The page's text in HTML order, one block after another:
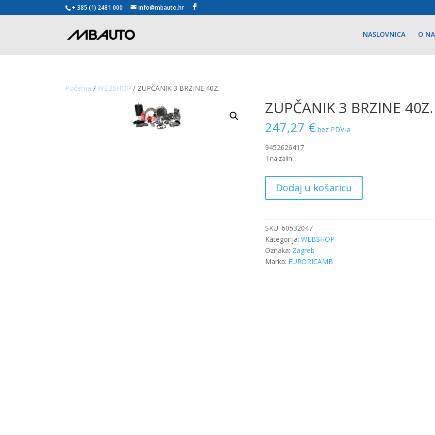
+ 385 (1) 2481 000 info@mbauto.hr
NASLOVNICA O
Početna /WEBSHOP / ZUPČANIK 3 BRZINE 40Z.
ZUPČANIK 3 BRZINE 40Z.
247,27 € bez PDV-a
9452626417
1 na zalihi
BRZINE
količina
Dodaj u košaricu
SKU:60532047
Kategorija:WEBSHOP
Oznaka: Zagreb
Marka: EURORICAMB